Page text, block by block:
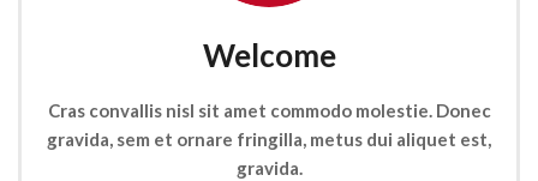
Welcome
Cras convallis nisl sit amet commodo molestie. Donec
gravida, sem et ornare fringilla, metus dui aliquet est,
gravida.